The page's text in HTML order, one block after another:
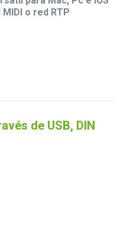
o red RTP
de USB, DIN